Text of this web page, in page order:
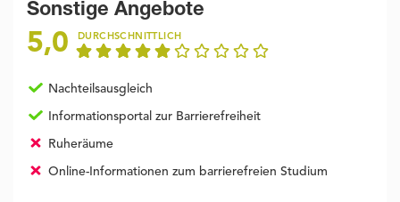
Sonstige Angebote
5,0 DURCHSCHNITTLICH
Nachteilsausgleich
Informationsportal zur Barrierefreiheit
Ruheräume
Online-Informationen zum barrierefreien Studium